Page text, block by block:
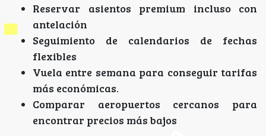
Reservar asientos premium incluso con
antelación
Seguimiento de calendarios de fechas
flexibles
Vuela entre semana para conseguir tarifas
más económicas.
Comparar aeropuertos cercanos para
encontrar precios más bajos